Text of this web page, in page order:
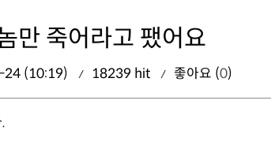
만 죽어라고 팼어요
(10:19) 18239 hit 좋아요 (0)